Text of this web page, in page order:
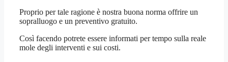
Proprio per tale ragione è nostra buona norma offrire un
sopralluogo e un preventivo gratuito.
Così facendo potrete essere informati per tempo sulla reale
mole degli interventi e sui costi.